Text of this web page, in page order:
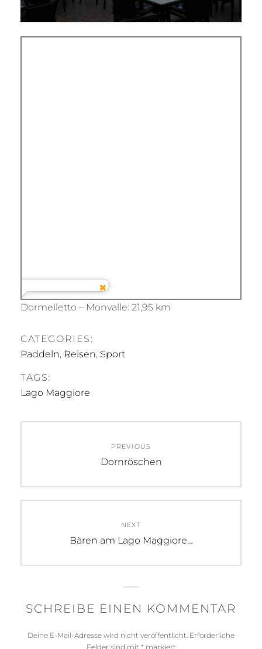
Dormelletto – Monvalle: 21,95 km
CATEGORIES:
Paddeln, Reisen, Sport
TAGS:
Lago Maggiore
PREVIOUS
Previous
Dornröschen
NEXT
Next
Bären am Lago Maggiore…
SCHREIBE EINEN KOMMENTAR
Deine E-Mail-Adresse wird nicht veröffentlicht. Erforderliche
Felder sind mit * markiert